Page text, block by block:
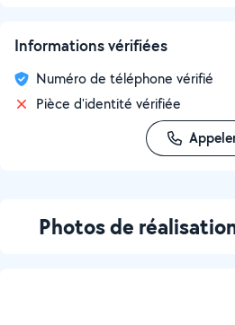
Informations vérifiées
Numéro de téléphone vérifié
Pièce d'identité vérifiée
Photos de